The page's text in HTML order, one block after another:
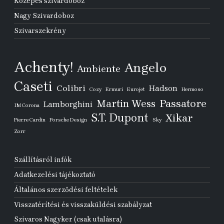
Nagy Szivardoboz
Szivarszekrény
Achenty! Ambiente Angelo
Caseti Colibri Cozy Ermuri Eurojet Hadson Hermoso
IM Corona Lamborghini Martin Wess Passatore
Pierre Cardin Porsche Design S.T. Dupont Sky Xikar
Zorr
Szállításról infók
Adatkezelési tájékoztató
Általános szerződési feltételek
Visszatérítési és visszaküldési szabályzat
Szivaros Nagyker (csak utalásra)